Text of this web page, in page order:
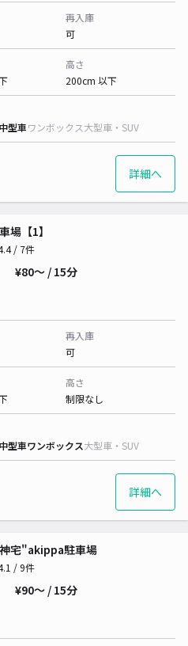
再入庫
可
高さ
200cm 以下
中型車ワンボックス大型車・SUV
詳細へ
場【1】
/ 7件
¥80〜 / 15分
再入庫
可
高さ
制限なし
中型車ワンボックス大型車・SUV
詳細へ
宅"akippa駐車場
/ 9件
¥90〜 / 15分